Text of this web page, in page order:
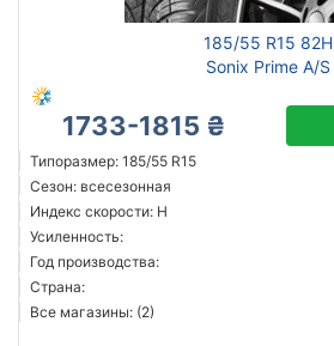
185/55 R15 82H
Sonix Prime A/S
1733-1815 ₴
Типоразмер: 185/55 R15
Сезон: всесезонная
Индекс скорости: H
Усиленность:
Год производства:
Страна:
Все магазины: (2)